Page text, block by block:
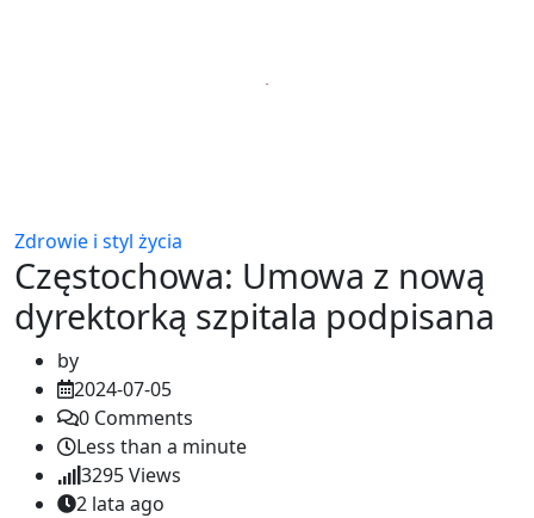
Zdrowie i styl życia
Częstochowa: Umowa z nową
dyrektorką szpitala podpisana
by
2024-07-05
0 Comments
Less than a minute
3295Views
2 lata ago